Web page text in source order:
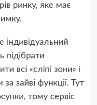
ринку, яке має
індивідуальний
підібрати
всі «сліпі зони» і
зайві функції. Тут
тому сервіс